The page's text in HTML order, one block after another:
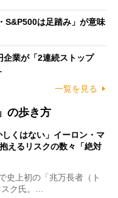
S&P500は足踏み」が意味
企業が「2連続ストップ
一覧を見る
の歩き方
しくはない」イーロン・マ
えるリスクの数々「絶対
史上初の「兆万長者（ト
ク氏。…